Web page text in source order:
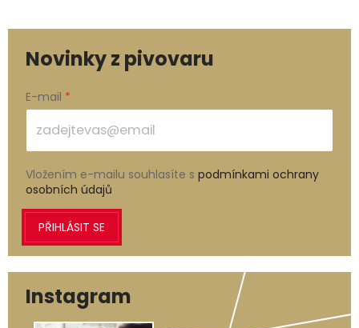
Novinky z pivovaru
E-mail
Vložením e-mailu souhlasíte s podmínkami ochrany
osobních údajů
PŘIHLÁSIT SE
Instagram